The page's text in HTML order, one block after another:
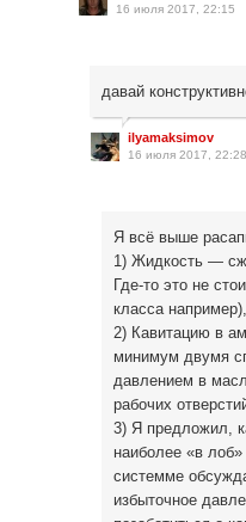
16 июля 2017, 22:15
давай
ilyamaksimov
16 июля 2017, 22:28
Я всё выше
1) Жидкость —
Где-то это не
класса например),
2) Кавитацию в
минимум двумя
давлением в
рабочих
3) Я предложил,
наиболее «в
системме
избыточное